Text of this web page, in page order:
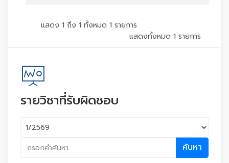
แสดง 1 ถึง 1 ทั้งหมด 1 รายการ
แสดงทั้งหมด 1 รายการ
รายวิชาที่รับผิดชอบ
ค้นหา